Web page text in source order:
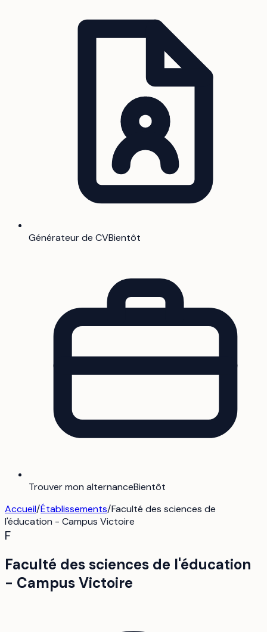
Générateur de CVBientôt
Trouver mon alternanceBientôt
Accueil/Établissements/Faculté des sciences de
l'éducation - Campus Victoire
F
Faculté des sciences de l'éducation
- Campus Victoire